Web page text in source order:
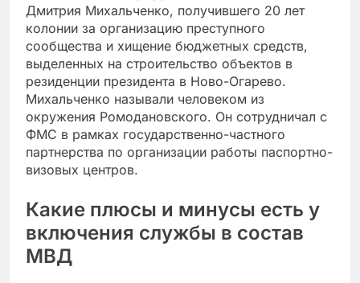
Дмитрия Михальченко, получившего 20 лет
колонии за организацию преступного
сообщества и хищение бюджетных средств,
выделенных на строительство объектов в
резиденции президента в Ново-Огарево.
Михальченко называли человеком из
окружения Ромодановского. Он сотрудничал с
ФМС в рамках государственно-частного
партнерства по организации работы паспортно-
визовых центров.
Какие плюсы и минусы есть у
включения службы в состав
МВД